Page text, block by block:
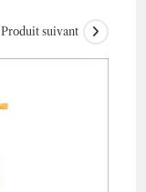
Produit suivant